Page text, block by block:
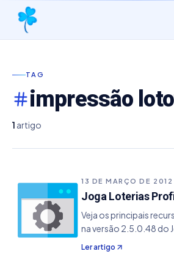
TAG
impressão
1 artigo
13 DE MARÇO DE 2012
Joga Loterias
Veja os principais
na versão 2.5.0.48 do
Profissional. -
Lotofácil no modo
Ler artigo